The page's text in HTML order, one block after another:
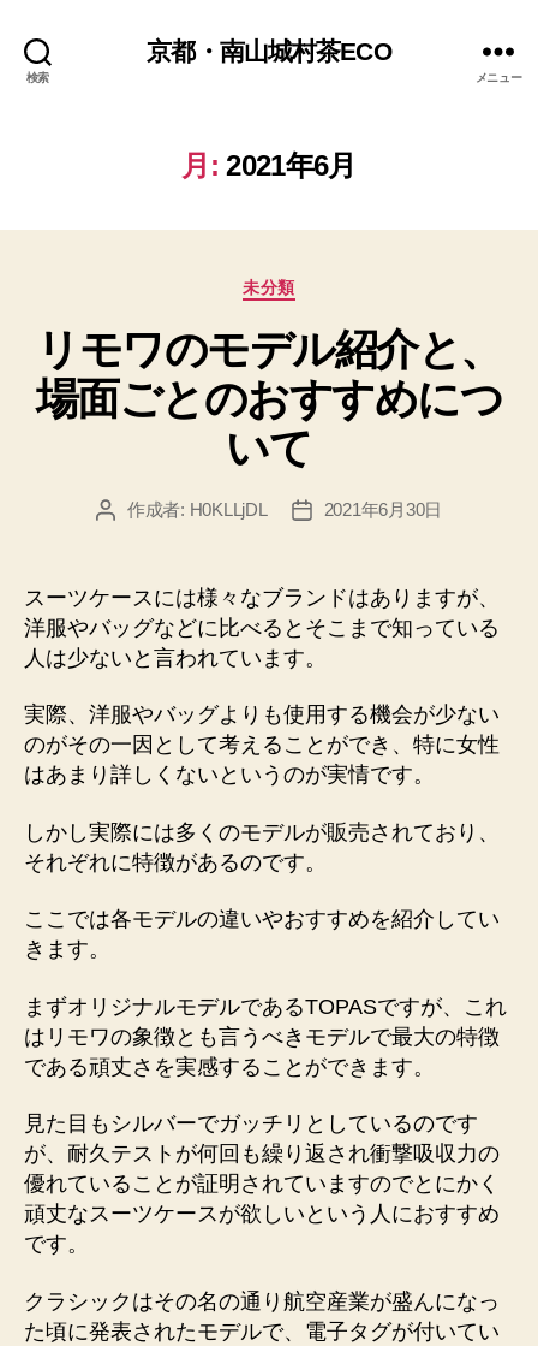
検索
京都・南山城村茶ECO
メニュー
月: 2021年6月
カ
ゴ
リ
ー
未分類
リモワのモデル紹介と、
場面ごとのおすすめにつ
いて
投 作成者: H0KLLjDL
投
2021年6月30日
スーツケースには様々なブランドはありますが、
洋服やバッグなどに比べるとそこまで知っている
人は少ないと言われています。
実際、洋服やバッグよりも使用する機会が少ない
のがその一因として考えることができ、特に女性
はあまり詳しくないというのが実情です。
しかし実際には多くのモデルが販売されており、
それぞれに特徴があるのです。
ここでは各モデルの違いやおすすめを紹介してい
きます。
まずオリジナルモデルであるTOPASですが、これ
はリモワの象徴とも言うべきモデルで最大の特徴
である頑丈さを実感することができます。
見た目もシルバーでガッチリとしているのです
が、耐久テストが何回も繰り返され衝撃吸収力の
優れていることが証明されていますのでとにかく
頑丈なスーツケースが欲しいという人におすすめ
です。
クラシックはその名の通り航空産業が盛んになっ
た頃に発表されたモデルで、電子タグが付いてい